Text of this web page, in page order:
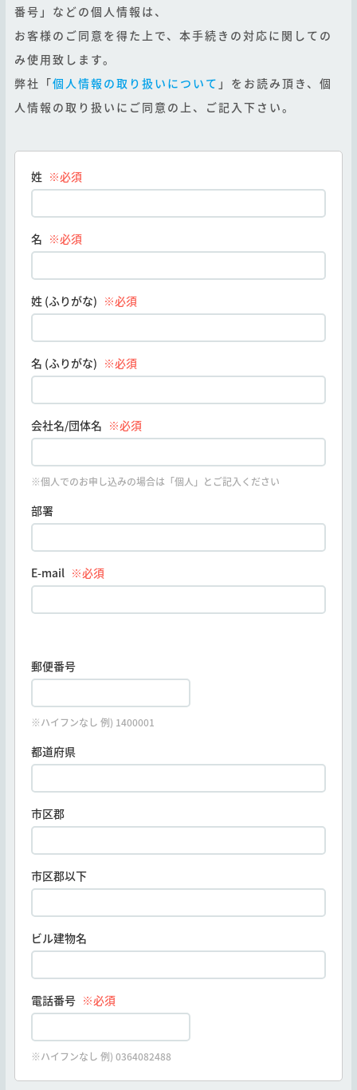
番号」などの個人情報は、
お客様のご同意を得た上で、本手続きの対応に関しての
み使用致します。
弊社「個人情報の取り扱いについて 」をお読み頂き、個
人情報の取り扱いにご同意の上、ご記入下さい。
姓 ※必須
名 ※必須
姓 (ふりがな) ※必須
名 (ふりがな) ※必須
会社名/団体名 ※必須
※個人でのお申し込みの場合は「個人」とご記入ください
部署
E-mail ※必須
郵便番号
※ハイフンなし 例) 1400001
都道府県
市区郡
市区郡以下
ビル建物名
電話番号 ※必須
※ハイフンなし 例) 0364082488